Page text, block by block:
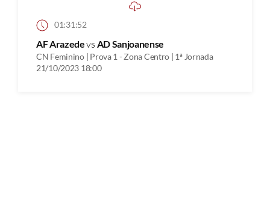
01:31:52
AF Arazedevs AD Sanjoanense
CN Feminino | Prova 1 - Zona Centro | 1ª Jornada
21/10/2023 18:00